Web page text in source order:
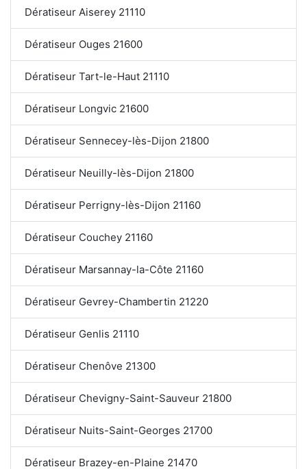
Dératiseur Aiserey 21110
Dératiseur Ouges 21600
Dératiseur Tart-le-Haut 21110
Dératiseur Longvic 21600
Dératiseur Sennecey-lès-Dijon 21800
Dératiseur Neuilly-lès-Dijon 21800
Dératiseur Perrigny-lès-Dijon 21160
Dératiseur Couchey 21160
Dératiseur Marsannay-la-Côte 21160
Dératiseur Gevrey-Chambertin 21220
Dératiseur Genlis 21110
Dératiseur Chenôve 21300
Dératiseur Chevigny-Saint-Sauveur 21800
Dératiseur Nuits-Saint-Georges 21700
Dératiseur Brazey-en-Plaine 21470